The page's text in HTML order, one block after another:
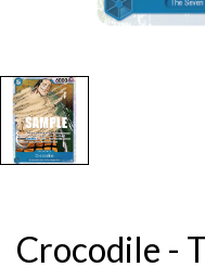
Crocodile -